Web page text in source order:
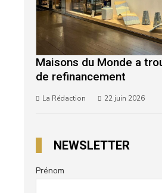
Maisons du Monde a
de refinancement
La Rédaction 22 juin 2026
NEWSLETTER
Prénom